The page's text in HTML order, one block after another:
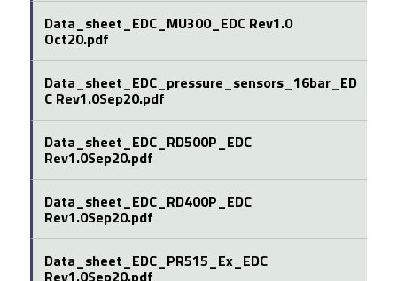
Data_sheet_EDC_MU300_EDC Rev1.0
Oct20.pdf
Data_sheet_EDC_pressure_sensors_16bar_ED
C Rev1.0Sep20.pdf
Data_sheet_EDC_RD500P_EDC
Rev1.0Sep20.pdf
Data_sheet_EDC_RD400P_EDC
Rev1.0Sep20.pdf
Data_sheet_EDC_PR515_Ex_EDC
Rev1.0Sep20.pdf